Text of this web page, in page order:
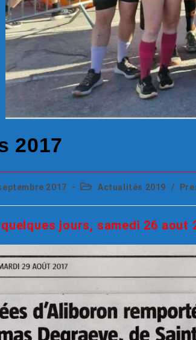
2017
2017 Actualités 2019 /
jours, samedi 26 aout